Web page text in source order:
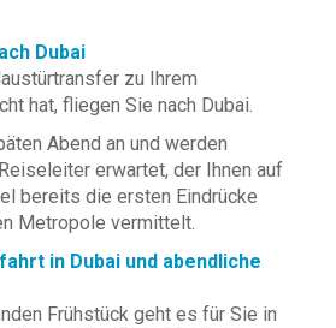
Dubai
zu Ihrem
hat, fliegen Sie nach Dubai.
Abend an und werden
erwartet, der Ihnen auf
bereits die ersten Eindrücke
Metropole vermittelt.
in Dubai und abendliche
Frühstück geht es für Sie in